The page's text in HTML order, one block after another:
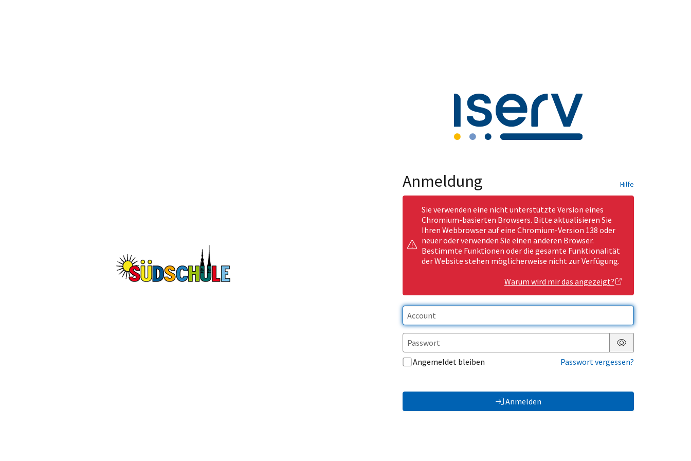
Anmeldung Hilfe
Sie verwenden eine nicht unterstützte Version eines
Chromium-basierten Browsers. Bitte aktualisieren Sie
Ihren Webbrowser auf eine Chromium-Version 138 oder
neuer oder verwenden Sie einen anderen Browser.
Bestimmte Funktionen oder die gesamte Funktionalität
der Website stehen möglicherweise nicht zur Verfügung.
Warum wird mir das angezeigt?
Passwort anzeigen
Angemeldet bleiben
Passwort vergessen?
Anmelden